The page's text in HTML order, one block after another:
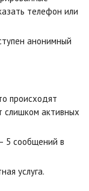
телефон или
анонимный
происходят
слишком активных
5 сообщений в
услуга.